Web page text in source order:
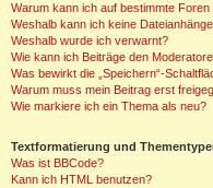
Warum kann ich auf bestimmte
Weshalb kann ich keine
Weshalb wurde ich verwarnt?
Wie kann ich Beiträge den
Was bewirkt die „Speichern“-
Warum muss mein Beitrag erst
Wie markiere ich ein Thema als neu?
Textformatierung und
Was ist BBCode?
Kann ich HTML benutzen?